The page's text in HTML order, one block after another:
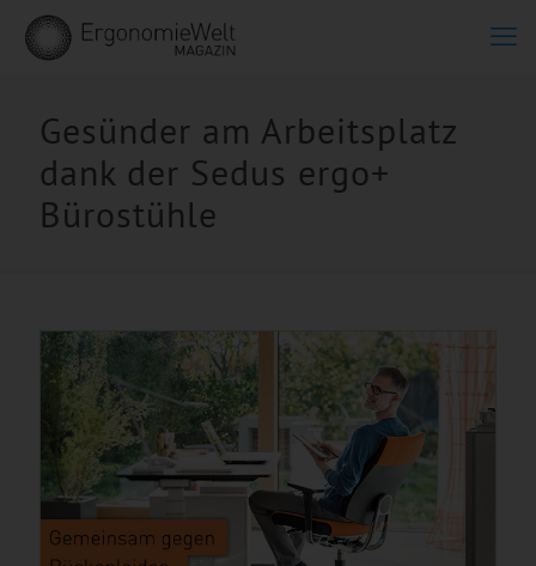
Gesünder am Arbeitsplatz
dank der Sedus ergo+
Bürostühle